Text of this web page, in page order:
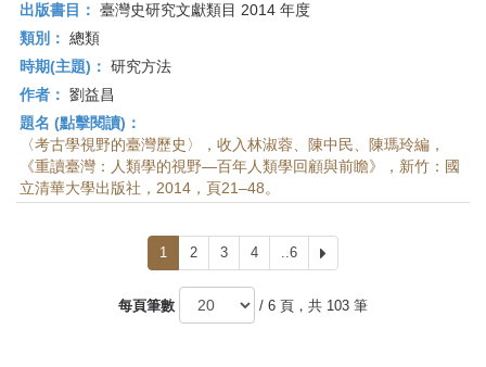
出版書目： 臺灣史研究文獻類目 2014 年度
類別： 總類
時期(主題)： 研究方法
作者： 劉益昌
題名 (點擊閱讀)：
〈考古學視野的臺灣歷史〉，收入林淑蓉、陳中民、陳瑪玲編，
《重讀臺灣：人類學的視野—百年人類學回顧與前瞻》，新竹：國
立清華大學出版社，2014，頁21–48。
1 2 3 4 ..6
一
每頁筆數
/ 6 頁，共 103 筆